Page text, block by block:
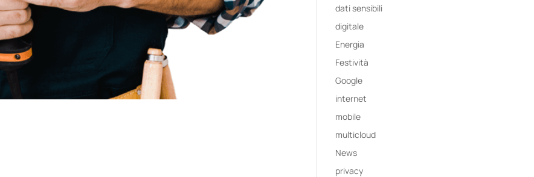
dati sensibili
digitale
Energia
Festività
Google
internet
mobile
multicloud
News
privacy